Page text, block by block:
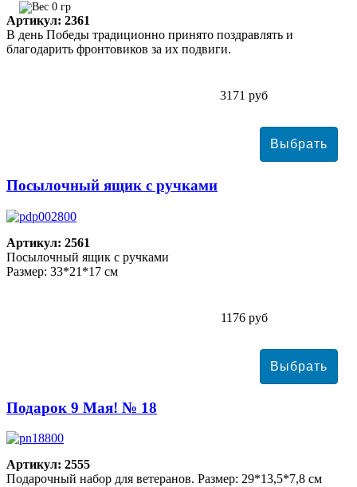
0 гр
Артикул: 2361
В день Победы традиционно принято поздравлять и
благодарить фронтовиков за их подвиги.
3171 руб
Посылочный ящик с ручками
Артикул: 2561
Посылочный ящик с ручками
Размер: 33*21*17 см
1176 руб
Подарок 9 Мая! № 18
Артикул: 2555
Подарочный набор для ветеранов. Размер: 29*13,5*7,8 см